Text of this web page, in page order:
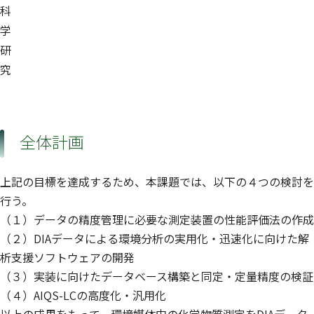
科
学
研
究
全体計画
上記の目標を達成するため、本課題では、以下の４つの検討を
行う。
（１）データの精度管理に必要な測定装置の性能評価法の作成
（２）DIAデータによる環境分析の実用化・迅速化に向けた解
析支援ソフトウェアの開発
（３）実装に向けたデータベース構築と同定・定量精度の検証
（４）AIQS-LCの高度化・汎用化